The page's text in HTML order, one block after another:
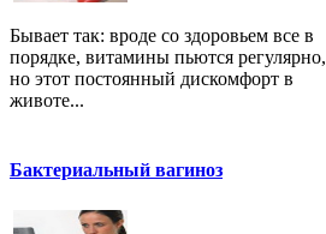
Бывает так: вроде со здоровьем все в
порядке, витамины пьются регулярно,
но этот постоянный дискомфорт в
животе...
Бактериальный вагиноз